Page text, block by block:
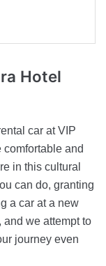
Hotel
car at VIP
and
in this cultural
can do, granting
a car at a new
and we attempt to
journey even